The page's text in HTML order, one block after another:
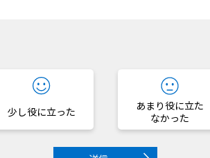
少し役に立った
あまり役に立た
なかった